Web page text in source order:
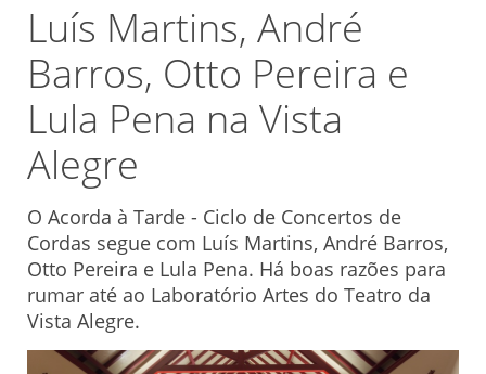
Luís Martins, André
Barros, Otto Pereira e
Lula Pena na Vista
Alegre
O Acorda à Tarde - Ciclo de Concertos de
Cordas segue com Luís Martins, André Barros,
Otto Pereira e Lula Pena. Há boas razões para
rumar até ao Laboratório Artes do Teatro da
Vista Alegre.